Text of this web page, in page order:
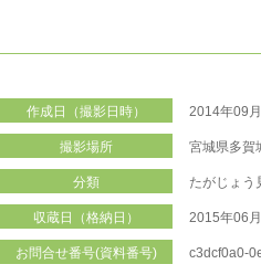
作成日（撮影日時） 2014年09
撮影場所 宮城県多賀
分類 たがじょう
収蔵日（格納日） 2015年06
お問合せ番号(資料番号) c3dcf0a0-